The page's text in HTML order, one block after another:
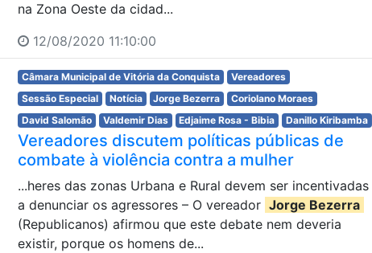
na Zona Oeste da cidad...
12/08/2020 11:10:00
Câmara Municipal de Vitória da Conquista
Vereadores
Sessão Especial
Notícia Jorge Bezerra
Coriolano Moraes
David Salomão
Valdemir Dias Edjaime Rosa - Bibia Danillo Kiribamba
Vereadores discutem políticas públicas de
combate à violência contra a mulher
...heres das zonas Urbana e Rural devem ser incentivadas
a denunciar os agressores – O vereador Jorge Bezerra
(Republicanos) afirmou que este debate nem deveria
existir, porque os homens de...